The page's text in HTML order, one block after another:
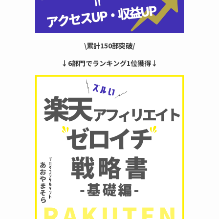
\累計150部突破/
↓6部門でランキング1位獲得↓